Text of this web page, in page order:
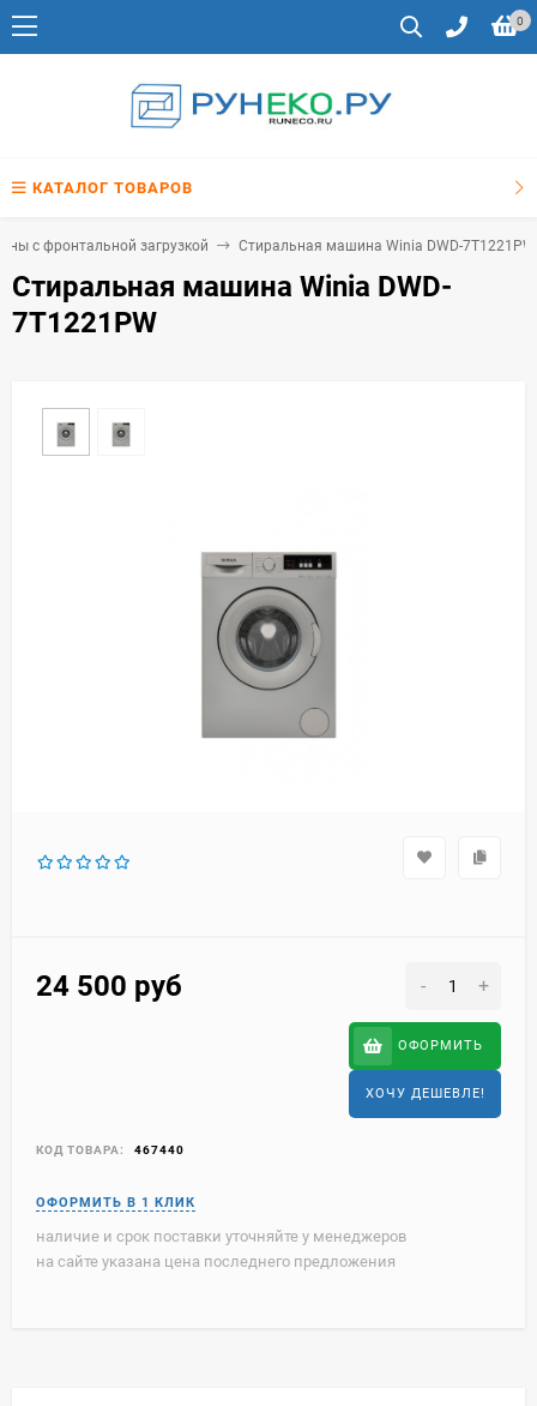
0
КАТАЛОГ ТОВАРОВ
с фронтальной загрузкой Стиральная машина Winia DWD-7T1221PW
Стиральная машина Winia DWD-
7T1221PW
24 500 руб - +
ОФОРМИТЬ
ХОЧУ ДЕШЕВЛЕ!
КОД ТОВАРА: 467440
наличие и срок поставки уточняйте у менеджеров
на сайте указана цена последнего предложения